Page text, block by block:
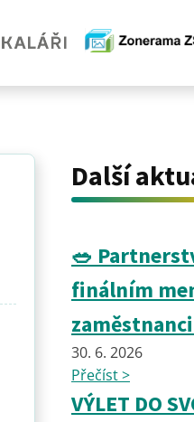
Další
🥗
finálním
30. 6. 2026
Přečíst >
VÝLET DO